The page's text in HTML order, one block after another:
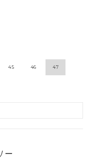
45 46 47
ー